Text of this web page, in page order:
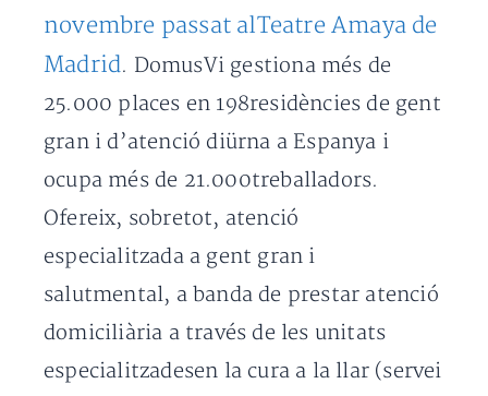
novembre passat alTeatre Amaya de
Madrid. DomusVi gestiona més de
25.000 places en 198residències de gent
gran i d’atenció diürna a Espanya i
ocupa més de 21.000treballadors.
Ofereix, sobretot, atenció
especialitzada a gent gran i
salutmental, a banda de prestar atenció
domiciliària a través de les unitats
especialitzadesen la cura a la llar (servei